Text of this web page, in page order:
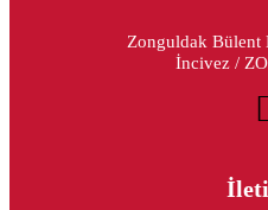
Zonguldak Bülent
İncivez /